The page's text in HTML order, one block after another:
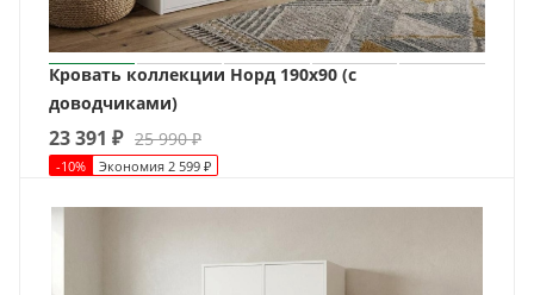
Кровать коллекции Норд 190х90 (с
доводчиками)
23 391 ₽ 25 990₽
-10% Экономия 2 599 ₽